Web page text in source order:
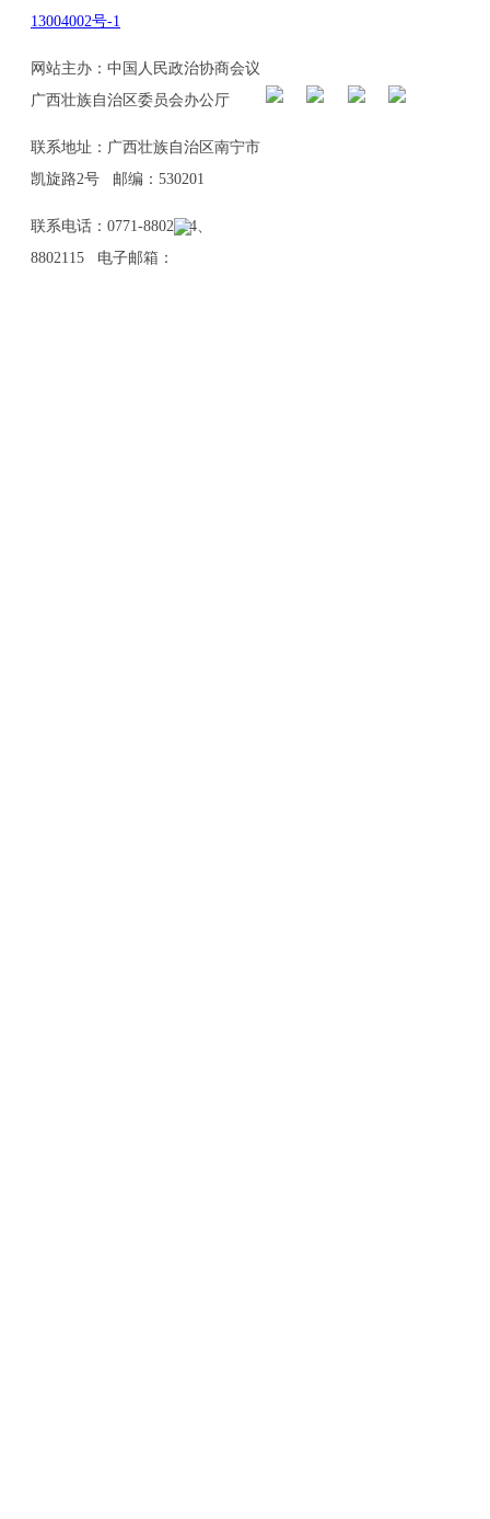
13004002号-1
网站主办：中国人民政治协商会议
广西壮族自治区委员会办公厅
联系地址：广西壮族自治区南宁市
凯旋路2号 邮编：530201
联系电话：0771-8802114、
8802115 电子邮箱：